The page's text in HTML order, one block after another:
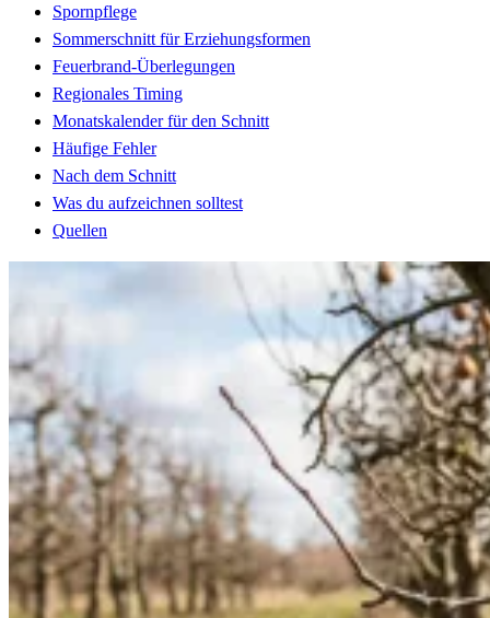
Spornpflege
Sommerschnitt für Erziehungsformen
Feuerbrand-Überlegungen
Regionales Timing
Monatskalender für den Schnitt
Häufige Fehler
Nach dem Schnitt
Was du aufzeichnen solltest
Quellen